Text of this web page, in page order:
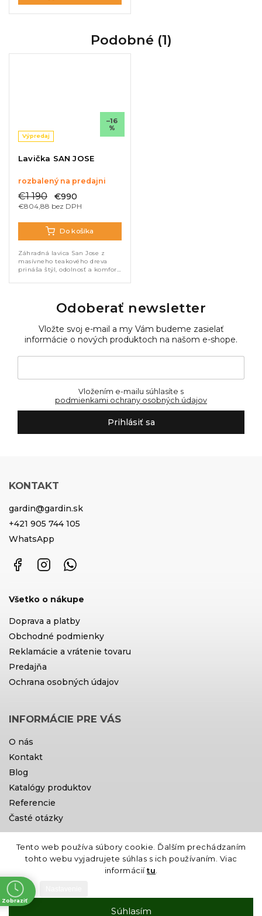
Tento web používa súbory cookie. Ďalším prechádzaním
tohto webu vyjadrujete súhlas s ich používaním. Viac
informáciítu
Súhlasím
Podobné (1)
Výpredaj
–16
%
Lavička SAN JOSE
rozbalený na predajni
€804,88 bez DPH
€1 190 €990
Do košíka
Záhradná lavica San Jose z
masívneho teakového dreva
prináša štýl, odolnosť a komfort.
Odoberať newsletter
Vložte svoj e-mail a my Vám budeme zasielať
informácie o nových produktoch na našom e-shope.
podmienkami ochrany osobných údajov
Prihlásiť sa
KONTAKT
gardin@gardin.sk
+421 905 744 105
WhatsApp
FacebookInstagram
Všetko o nákupe
Doprava a platby
Obchodné podmienky
Reklamácie a vrátenie tovaru
Predajňa
Ochrana osobných údajov
INFORMÁCIE PRE VÁS
O nás
Kontakt
Blog
Katalógy produktov
Referencie
Časté otázky
Doprava a platby
Zobraziť